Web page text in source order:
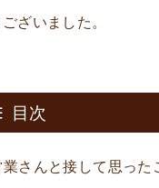
ざいました。
目次
さんと接して思った